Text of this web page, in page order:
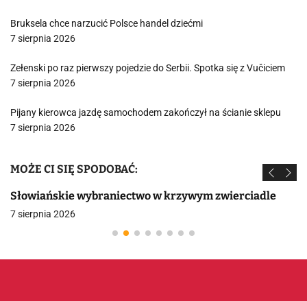
Bruksela chce narzucić Polsce handel dziećmi
7 sierpnia 2026
Zełenski po raz pierwszy pojedzie do Serbii. Spotka się z Vučiciem
7 sierpnia 2026
Pijany kierowca jazdę samochodem zakończył na ścianie sklepu
7 sierpnia 2026
MOŻE CI SIĘ SPODOBAĆ:
Słowiańskie wybraniectwo w krzywym zwierciadle
7 sierpnia 2026